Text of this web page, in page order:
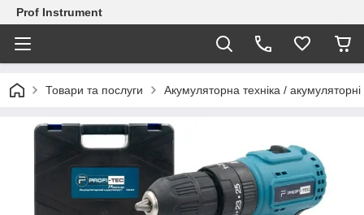
Prof Instrument
Товари та послуги Акумуляторна техніка / акумуляторні